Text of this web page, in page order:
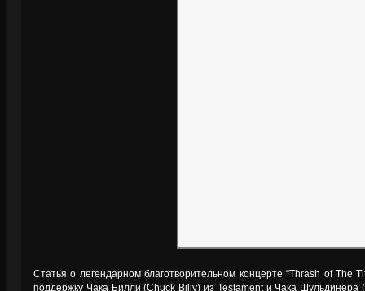
Статья о легендарном благотворительном концерте “Thrash of
поддержку Чака Билли (Chuck Billy) из Testament и Чака Шульдинера